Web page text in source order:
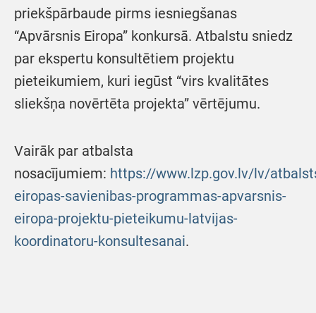
priekšpārbaude pirms iesniegšanas
“Apvārsnis Eiropa” konkursā. Atbalstu sniedz
par ekspertu konsultētiem projektu
pieteikumiem, kuri iegūst “virs kvalitātes
sliekšņa novērtēta projekta” vērtējumu.
Vairāk par atbalsta
nosacījumiem: https://www.lzp.gov.lv/lv/
eiropas-savienibas-programmas-apvarsnis-
eiropa-projektu-pieteikumu-latvijas-
koordinatoru-konsultesanai.